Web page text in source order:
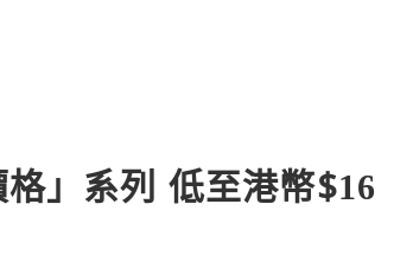
」系列 低至港幣$16